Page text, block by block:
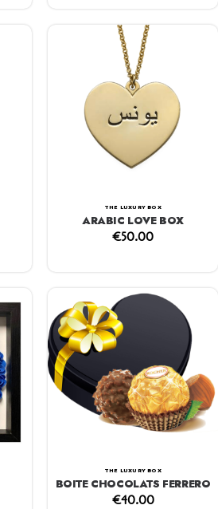
THE LUXURY BOX
ARABIC LOVE BOX
€50.00
THE LUXURY BOX
BOITE CHOCOLATS FERRERO
€40.00